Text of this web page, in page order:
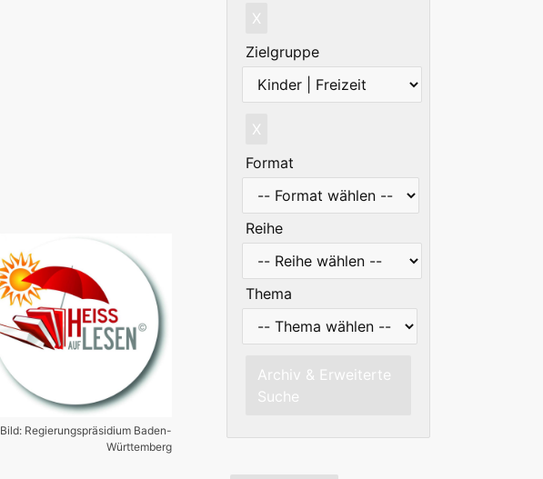
X
Zielgruppe
X
Format
Reihe
Thema
Archiv & Erweiterte
Suche
Bild: Regierungspräsidium Baden-
Württemberg